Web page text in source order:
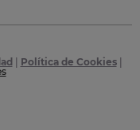
Política de Cookies|